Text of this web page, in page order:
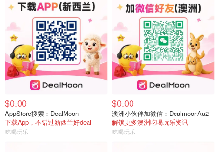
$0.00
AppStore搜索：DealMoon
下载App，不错过新西兰好deal
吃喝玩乐
$0.00
澳洲小伙伴加微信：DealmoonAu2
解锁更多澳洲吃喝玩乐资讯
吃喝玩乐